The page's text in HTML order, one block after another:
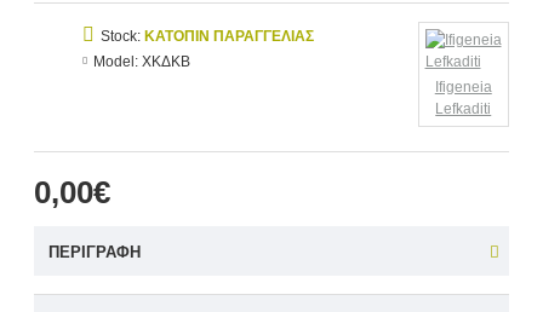
0,00€
Stock: ΚΑΤΌΠΙΝ ΠΑΡΑΓΓΕΛΊΑΣ
Model: ΧΚΔΚΒ
Ifigeneia
Lefkaditi
ΠΕΡΙΓΡΑΦΉ